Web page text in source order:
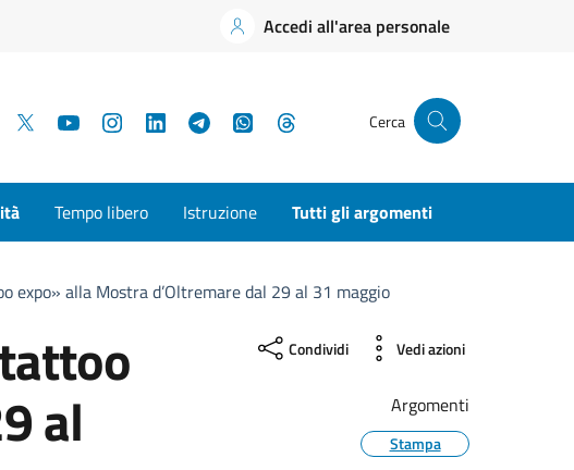
Accedi all'area personale
Facebook YouTubeInstagramLinkedInTelegramWhatsApp Cerca
Tempo libero Istruzione Tutti gli argomenti
expo» alla Mostra d’Oltremare dal 29 al 31 maggio
al
Condividi Vedi azioni
Argomenti
Stampa